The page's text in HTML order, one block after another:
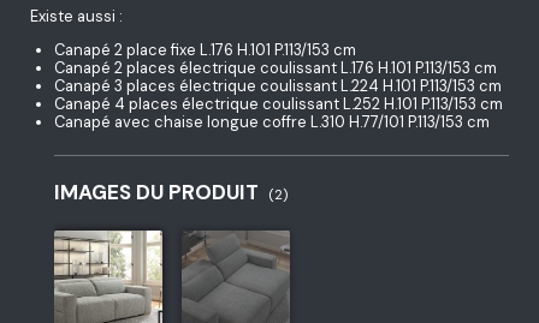
Existe aussi :
Canapé 2 place fixe L.176 H.101 P.113/153 cm
Canapé 2 places électrique coulissant L.176 H.101 P.113/153 cm
Canapé 3 places électrique coulissant L.224 H.101 P.113/153 cm
Canapé 4 places électrique coulissant L.252 H.101 P.113/153 cm
Canapé avec chaise longue coffre L.310 H.77/101 P.113/153 cm
IMAGES DU PRODUIT (2)